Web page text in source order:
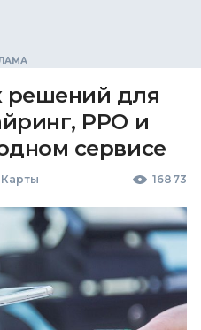
решений для
РРО и
сервисе
16873